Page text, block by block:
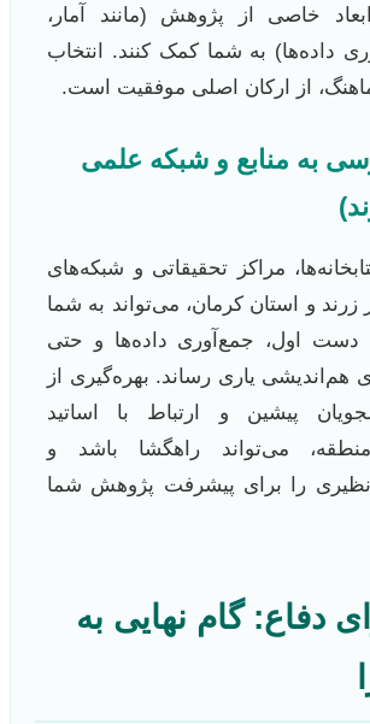
خاصی از پژوهش (مانند آمار،
داده‌ها) به شما کمک کنند. انتخاب
از ارکان اصلی موفقیت است.
به منابع و شبکه علمی
مراکز تحقیقاتی و شبکه‌های
و استان کرمان، می‌تواند به شما
دست اول، جمع‌آوری داده‌ها و حتی
هم‌اندیشی یاری رساند. بهره‌گیری از
پیشین و ارتباط با اساتید
می‌تواند راهگشا باشد و
را برای پیشرفت پژوهش شما
دفاع: گام نهایی به